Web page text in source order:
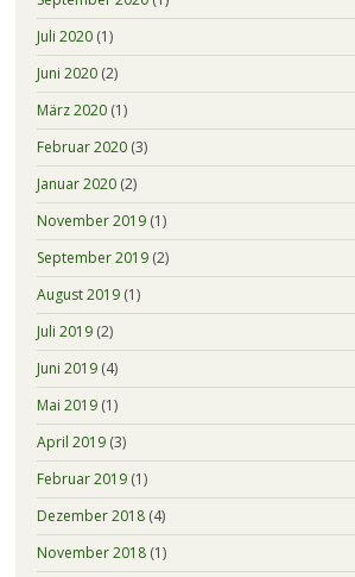
Juli 2020(1)
Juni 2020(2)
März 2020(1)
Februar 2020(3)
Januar 2020(2)
November 2019(1)
September 2019(2)
August 2019(1)
Juli 2019(2)
Juni 2019(4)
Mai 2019(1)
April 2019(3)
Februar 2019(1)
Dezember 2018(4)
November 2018(1)